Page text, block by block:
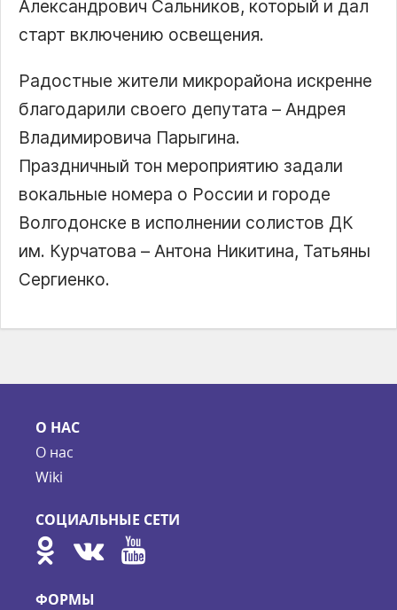
Александрович Сальников, который и дал
старт включению освещения.
Радостные жители микрорайона искренне
благодарили своего депутата – Андрея
Владимировича Парыгина.
Праздничный тон мероприятию задали
вокальные номера о России и городе
Волгодонске в исполнении солистов ДК
им. Курчатова – Антона Никитина, Татьяны
Сергиенко.
О НАС
О нас
Wiki
СОЦИАЛЬНЫЕ СЕТИ
ФОРМЫ